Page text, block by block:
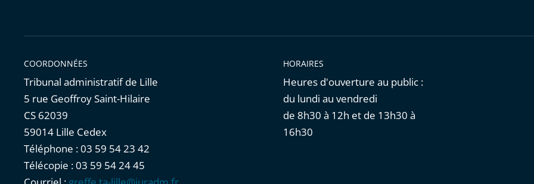
COORDONNÉES
Tribunal administratif de Lille
5 rue Geoffroy Saint-Hilaire
CS 62039
59014 Lille Cedex
Téléphone : 03 59 54 23 42
Télécopie : 03 59 54 24 45
HORAIRES
Heures d'ouverture au public :
du lundi au vendredi
de 8h30 à 12h et de 13h30 à
16h30